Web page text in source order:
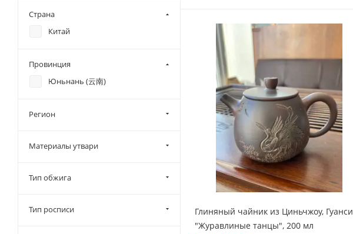
Глиняный чайник из Циньчжоу, Гуанси
"Журавлиные танцы", 200 мл
Страна
Китай
Провинция
Юньнань (云南)
Регион
Материалы утвари
Тип обжига
Тип росписи